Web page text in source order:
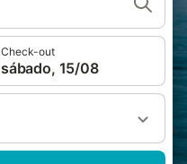
Check-out
sábado, 15/08